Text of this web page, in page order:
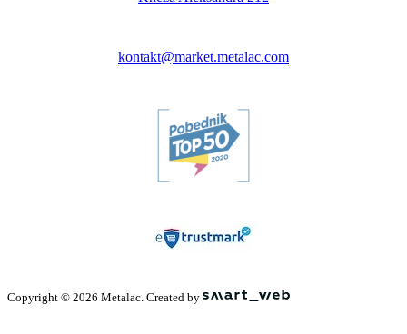
kontakt@market.metalac.com
Copyright © 2026 Metalac. Created by